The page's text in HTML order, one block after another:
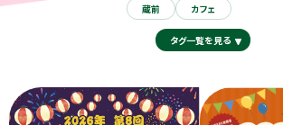
蔵前
カフェ
タグ一覧を見る